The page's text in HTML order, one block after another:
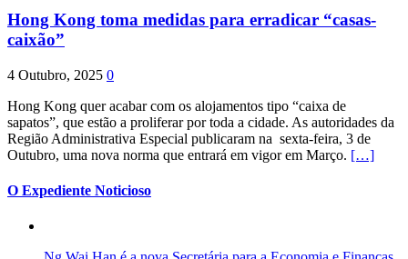
Hong Kong toma medidas para erradicar “casas-
caixão”
4 Outubro, 2025 0
Hong Kong quer acabar com os alojamentos tipo “caixa de
sapatos”, que estão a proliferar por toda a cidade. As autoridades da
Região Administrativa Especial publicaram na sexta-feira, 3 de
Outubro, uma nova norma que entrará em vigor em Março. […]
O Expediente Noticioso